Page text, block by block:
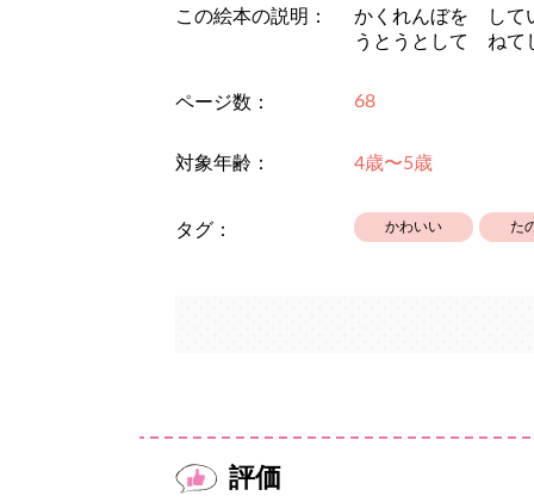
この絵本の説明：
かくれんぼを して
うとうとして ね
ページ数： 68
対象年齢： 4歳〜5歳
タグ： かわいい た
評価